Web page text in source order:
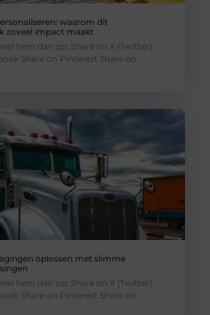
waarom dit
zoveel impact maakt
hem dan op: Share on X (Twitter)
Share on Pinterest Share on
oplossen met slimme
hem dan op: Share on X (Twitter)
Share on Pinterest Share on